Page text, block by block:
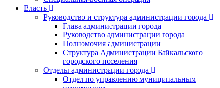
Власть
Руководство и структура администрации города
Глава администрации города
Руководство администрации города
Полномочия администрации
Структура Администрации Байкальского
городского поселения
Отделы администрации города
Отдел по управлению муниципальным